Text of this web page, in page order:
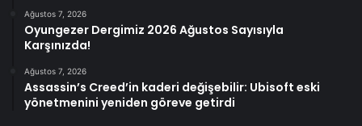
Ağustos 7, 2026
Oyungezer Dergimiz 2026 Ağustos Sayısıyla
Karşınızda!
Ağustos 7, 2026
Assassin’s Creed’in kaderi değişebilir: Ubisoft eski
yönetmenini yeniden göreve getirdi